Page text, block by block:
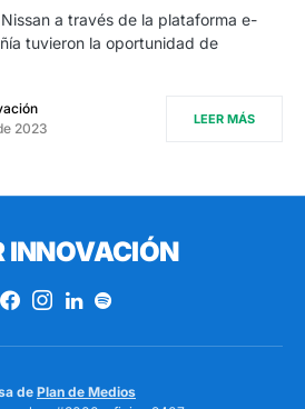
a través de la plataforma e-
tuvieron la oportunidad de
2023
LEER MÁS
INNOVACIÓN
de Plan de Medios